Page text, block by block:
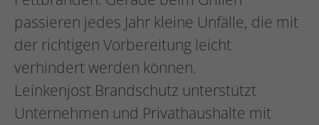
passieren jedes Jahr kleine Unfälle, die mit
der richtigen Vorbereitung leicht
verhindert werden können.
Leinkenjost Brandschutz unterstützt
Unternehmen und Privathaushalte mit